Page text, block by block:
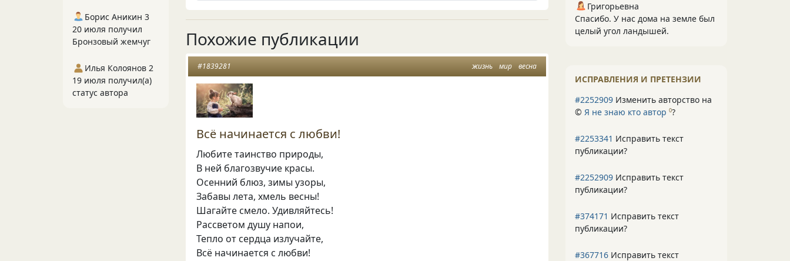
Похожие публикации
жизнь мир весна
#1839281
Всё начинается с любви!
Любите таинство природы,
В ней благозвучие красы.
Осенний блюз, зимы узоры,
Забавы лета, хмель весны!
Шагайте смело. Удивляйтесь!
Рассветом душу напои,
Тепло от сердца излучайте,
Всё начинается с любви!
Григорьевна
Спасибо. У нас дома на земле был
целый угол ландышей.
ИСПРАВЛЕНИЯ И ПРЕТЕНЗИИ
#2252909 Изменить авторство на
© Я не знаю кто автор 0?
#2253341 Исправить текст
публикации?
#2252909 Исправить текст
публикации?
#374171 Исправить текст
публикации?
#367716 Исправить текст
Борис Аникин 3
20 июля получил
Бронзовый жемчуг
Илья Колоянов 2
19 июля получил(а)
статус автора